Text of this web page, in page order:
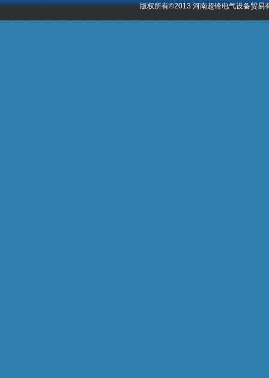
版权所有©2013 河南超锋电气设备贸易